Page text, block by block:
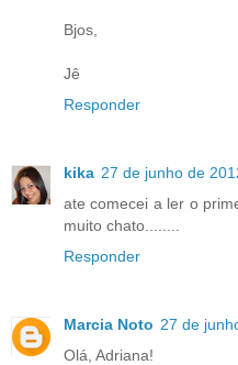
Bjos,
Jê
Responder
kika 27 de junho de
ate comecei a ler o
muito chato........
Responder
Marcia Noto 27 de
Olá, Adriana!